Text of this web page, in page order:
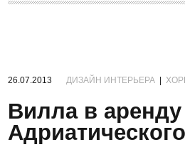
26.07.2013 ДИЗАЙН ИНТЕРЬЕРА |
Вилла в аренду